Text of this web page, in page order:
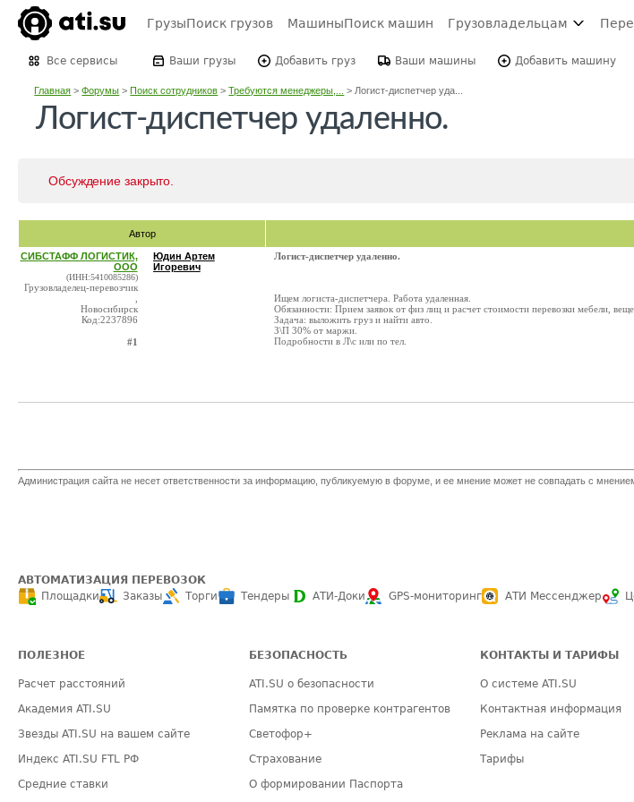
ГрузыПоиск грузов МашиныПоиск машин Грузовладельцам
Все сервисы Ваши грузы Добавить груз Ваши машины Добавить машину
Главная >Форумы >Поиск сотрудников >Требуются менеджеры,... > Логист-диспетчер уда...
Логист-диспетчер удаленно.
Обсуждение закрыто.
Автор
СИБСТАФФ ЛОГИСТИК,
ООО
(ИНН:5410085286)
Грузовладелец-перевозчик
Новосибирск
Код:2237896
#1
Юдин Артем
Игоревич
Логист-диспетчер удаленно.
Ищем логиста-диспетчера. Работа удаленная.
Обязанности: Прием заявок от физ лиц и расчет стоимости перевозки мебели,
Задача: выложить груз и найти авто.
З\П 30% от маржи.
Подробности в Л\с или по тел.
Администрация сайта не несет ответственности за информацию, публикуемую в форуме, и ее мнение может не совпадать с
АВТОМАТИЗАЦИЯ ПЕРЕВОЗОК
Площадки
Заказы Торги Тендеры АТИ-Доки GPS-мониторинг АТИ Мессенджер
ПОЛЕЗНОЕ
Расчет расстояний
Академия ATI.SU
Звезды ATI.SU на вашем сайте
Индекс ATI.SU FTL РФ
Средние ставки
БЕЗОПАСНОСТЬ
ATI.SU о безопасности
Памятка по проверке контрагентов
Светофор+
Страхование
О формировании Паспорта
КОНТАКТЫ И ТАРИФЫ
О системе ATI.SU
Контактная информация
Реклама на сайте
Тарифы